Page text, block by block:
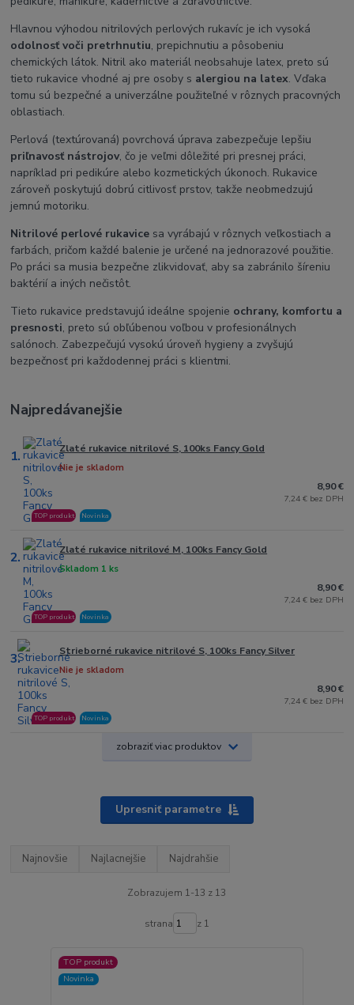
Hlavnou výhodou nitrilových perlových rukavíc je ich vysoká
odolnosť voči pretrhnutiu, prepichnutiu a pôsobeniu
chemických látok. Nitril ako materiál neobsahuje latex, preto sú
tieto rukavice vhodné aj pre osoby s alergiou na latex. Vďaka
tomu sú bezpečné a univerzálne použiteľné v rôznych pracovných
oblastiach.
Perlová (textúrovaná) povrchová úprava zabezpečuje lepšiu
priľnavosť nástrojov, čo je veľmi dôležité pri presnej práci,
napríklad pri pedikúre alebo kozmetických úkonoch. Rukavice
zároveň poskytujú dobrú citlivosť prstov, takže neobmedzujú
jemnú motoriku.
Nitrilové perlové rukavice sa vyrábajú v rôznych veľkostiach a
farbách, pričom každé balenie je určené na jednorazové použitie.
Po práci sa musia bezpečne zlikvidovať, aby sa zabránilo šíreniu
baktérií a iných nečistôt.
Tieto rukavice predstavujú ideálne spojenie ochrany, komfortu a
presnosti, preto sú obľúbenou voľbou v profesionálnych
salónoch. Zabezpečujú vysokú úroveň hygieny a zvyšujú
bezpečnosť pri každodennej práci s klientmi.
Najpredávanejšie
1. Zlaté rukavice nitrilové S, 100ks Fancy Gold
Nie je skladom
TOP produkt Novinka
8,90 €
7,24 € bez DPH
2. Zlaté rukavice nitrilové M, 100ks Fancy Gold
Skladom 1 ks
TOP produkt Novinka
8,90 €
7,24 € bez DPH
3. Strieborné rukavice nitrilové S, 100ks Fancy Silver
Nie je skladom
TOP produkt Novinka
8,90 €
7,24 € bez DPH
zobraziť viac produktov
Upresniť parametre
Najnovšie Najlacnejšie Najdrahšie
Zobrazujem 1-13 z 13
strana z 1
TOP produkt
Novinka